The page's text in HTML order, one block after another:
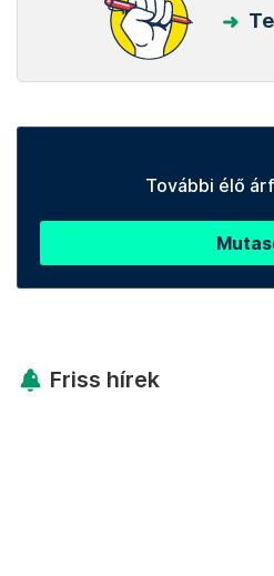
További élő
Friss hírek